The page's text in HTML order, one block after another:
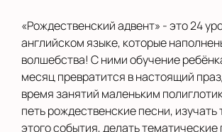
Оренбург
Павлово
Пермь
«Рождественский адвент» - это 24
английском языке, которые
волшебства! С ними обучение
месяц превратится в настоящий
время занятий маленьким
петь рождественские песни, изучать
этого события, делать тематические